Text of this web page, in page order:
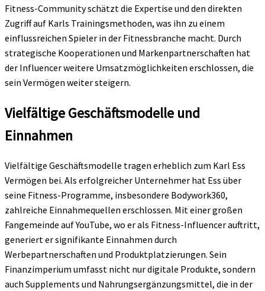
Fitness-Community schätzt die Expertise und den direkten
Zugriff auf Karls Trainingsmethoden, was ihn zu einem
einflussreichen Spieler in der Fitnessbranche macht. Durch
strategische Kooperationen und Markenpartnerschaften hat
der Influencer weitere Umsatzmöglichkeiten erschlossen, die
sein Vermögen weiter steigern.
Vielfältige Geschäftsmodelle und
Einnahmen
Vielfältige Geschäftsmodelle tragen erheblich zum Karl Ess
Vermögen bei. Als erfolgreicher Unternehmer hat Ess über
seine Fitness-Programme, insbesondere Bodywork360,
zahlreiche Einnahmequellen erschlossen. Mit einer großen
Fangemeinde auf YouTube, wo er als Fitness-Influencer auftritt,
generiert er signifikante Einnahmen durch
Werbepartnerschaften und Produktplatzierungen. Sein
Finanzimperium umfasst nicht nur digitale Produkte, sondern
auch Supplements und Nahrungsergänzungsmittel, die in der